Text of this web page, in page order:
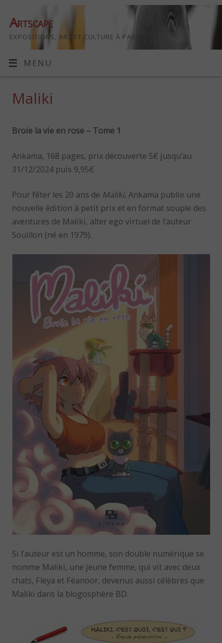
Artscape
EXPOSITIONS, ART ET CULTURE À PARIS
MENU
Maliki
Broie la vie en rose – Tome 1
Ankama, 168 pages, prix découverte 5€ jusqu’au
31/12/2024 puis 9,95€
Pour fêter les 20 ans de Maliki, Ankama publie une
nouvelle édition à petit prix et en format souple des
aventures de Maliki, alter ego virtuel de l’auteur
Souillon (né en 1979).
Si l’auteur est un homme, son double numérique se
nomme Maliki, une jeune femme, qui vit avec deux
chats, Fleya et Fëanoor, devenus aussi célèbres que
Maliki dans la blogosphère BD.